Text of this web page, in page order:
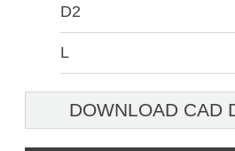
D2
L
DOWNLOAD CAD